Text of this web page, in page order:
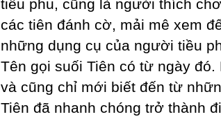
tiều phu, cũng là người thích
các tiên đánh cờ, mải mê xem
những dụng cụ của người tiều
Tên gọi suối Tiên có từ ngày
và cũng chỉ mới biết đến từ
Tiên đã nhanh chóng trở thành